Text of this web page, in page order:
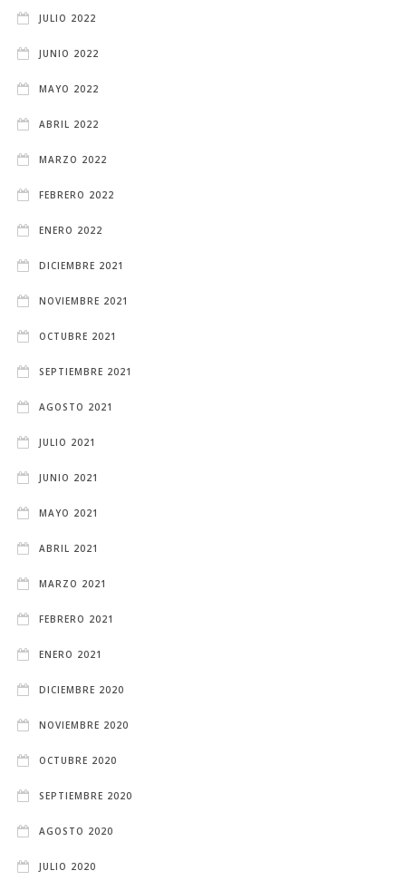
JULIO 2022
JUNIO 2022
MAYO 2022
ABRIL 2022
MARZO 2022
FEBRERO 2022
ENERO 2022
DICIEMBRE 2021
NOVIEMBRE 2021
OCTUBRE 2021
SEPTIEMBRE 2021
AGOSTO 2021
JULIO 2021
JUNIO 2021
MAYO 2021
ABRIL 2021
MARZO 2021
FEBRERO 2021
ENERO 2021
DICIEMBRE 2020
NOVIEMBRE 2020
OCTUBRE 2020
SEPTIEMBRE 2020
AGOSTO 2020
JULIO 2020